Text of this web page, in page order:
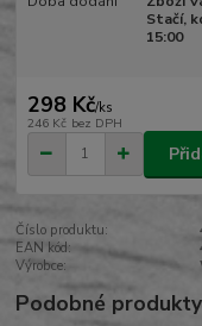
Stačí,
15:00
298 Kč/ks
246 Kč bez DPH
Číslo produktu:
EAN kód:
Výrobce:
Podobné produkty